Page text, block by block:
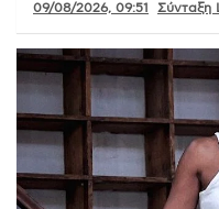
09/08/2026, 09:51 Σύνταξη